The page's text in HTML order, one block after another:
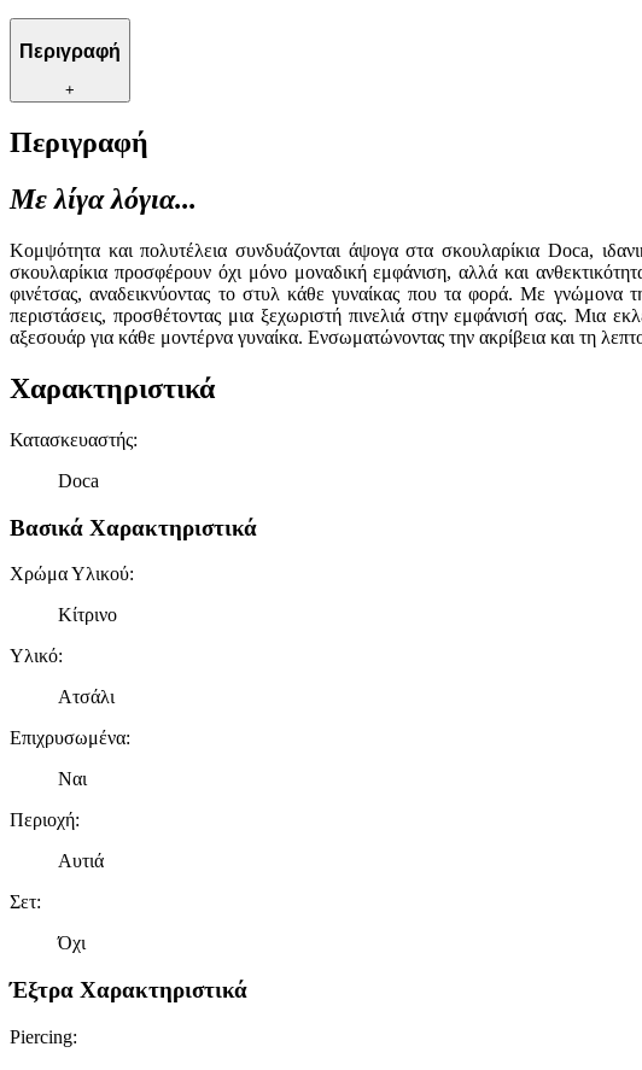
Περιγραφή
+
Περιγραφή
Με λίγα λόγια...
Κομψότητα και πολυτέλεια συνδυάζονται άψογα στα σκουλαρίκια Doca,
σκουλαρίκια προσφέρουν όχι μόνο μοναδική εμφάνιση, αλλά και
φινέτσας, αναδεικνύοντας το στυλ κάθε γυναίκας που τα φορά. Με γνώμονα
περιστάσεις, προσθέτοντας μια ξεχωριστή πινελιά στην εμφάνισή σας. Μια
αξεσουάρ για κάθε μοντέρνα γυναίκα. Ενσωματώνοντας την ακρίβεια και τη
Χαρακτηριστικά
Κατασκευαστής:
Doca
Βασικά Χαρακτηριστικά
Χρώμα Υλικού:
Κίτρινο
Υλικό:
Ατσάλι
Επιχρυσωμένα:
Ναι
Περιοχή:
Αυτιά
Σετ:
Όχι
Έξτρα Χαρακτηριστικά
Piercing: